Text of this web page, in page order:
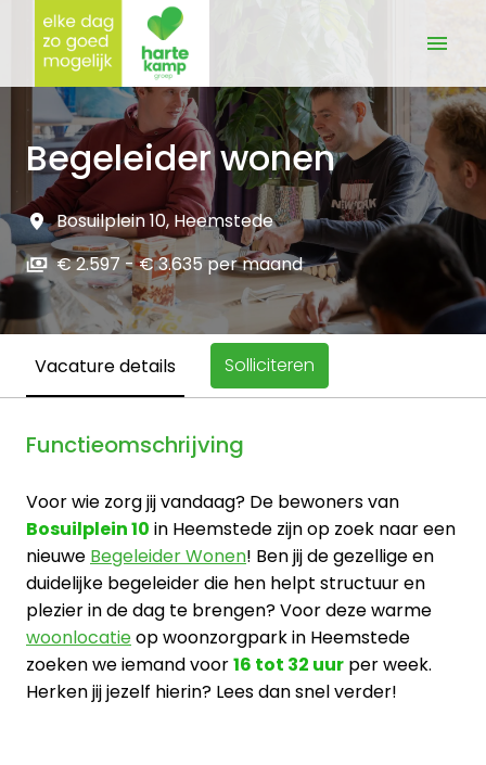
Overslaan
contentHomepagina
Begeleider wonen
Bosuilplein 10,Heemstede
€ 2.597 - € 3.635 per maand
Vacature details Solliciteren
Functieomschrijving
Voor wie zorg jij vandaag? De bewoners van
Bosuilplein 10 in Heemstede zijn op zoek naar een
nieuwe Begeleider Wonen! Ben jij de gezellige en
duidelijke begeleider die hen helpt structuur en
plezier in de dag te brengen? Voor deze warme
woonlocatieop woonzorgpark in Heemstede
zoeken we iemand voor16 tot 32 uur per week.
Herken jij jezelf hierin? Lees dan snel verder!